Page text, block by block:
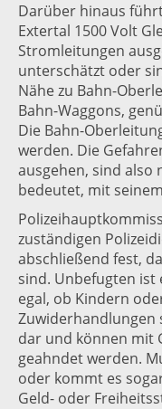
Darüber hinaus
Extertal 1500 Volt
Stromleitungen
unterschätzt oder
Nähe zu Bahn-
Bahn-Waggons,
Die Bahn-
werden. Die
ausgehen, sind also
bedeutet, mit
zuständigen
abschließend fest,
sind. Unbefugten ist
egal, ob Kindern
Zuwiderhandlungen
dar und können mit
geahndet werden.
oder kommt es
Geld- oder